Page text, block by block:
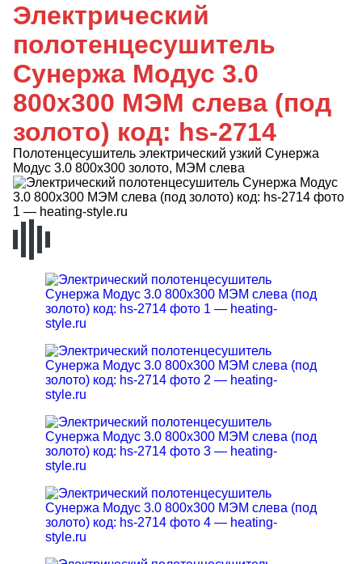
Электрический
полотенцесушитель
Сунержа Модус 3.0
800x300 МЭМ слева (под
золото) код: hs-2714
Полотенцесушитель электрический узкий Сунержа
Модус 3.0 800x300 золото, МЭМ слева